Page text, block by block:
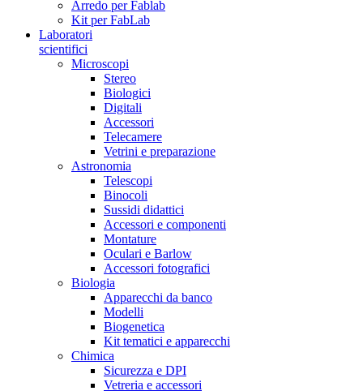
Arredo per Fablab
Kit per FabLab
Laboratori
scientifici
Microscopi
Stereo
Biologici
Digitali
Accessori
Telecamere
Vetrini e preparazione
Astronomia
Telescopi
Binocoli
Sussidi didattici
Accessori e componenti
Montature
Oculari e Barlow
Accessori fotografici
Biologia
Apparecchi da banco
Modelli
Biogenetica
Kit tematici e apparecchi
Chimica
Sicurezza e DPI
Vetreria e accessori